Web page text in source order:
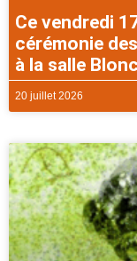
Ce vendredi
cérémonie
à la salle
20 juillet 2026